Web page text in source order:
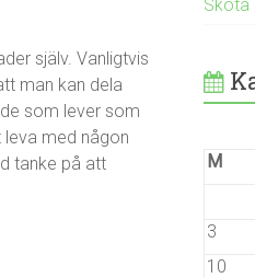
själv. Vanligtvis
man kan dela
som lever som
med någon
tanke på att
Sköta
M
3
10